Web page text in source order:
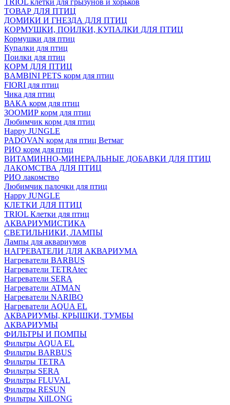
TRIOL клетки для грызунов и хорьков
ТОВАР ДЛЯ ПТИЦ
ДОМИКИ И ГНЕЗДА ДЛЯ ПТИЦ
КОРМУШКИ, ПОИЛКИ, КУПАЛКИ ДЛЯ ПТИЦ
Кормушки для птиц
Купалки для птиц
Поилки для птиц
КОРМ ДЛЯ ПТИЦ
BAMBINI PETS корм для птиц
FIORI для птиц
Чика для птиц
ВАКА корм для птиц
ЗООМИР корм для птиц
Любимчик корм для птиц
Happy JUNGLE
PADOVAN корм для птиц Ветмаг
РИО корм для птиц
ВИТАМИННО-МИНЕРАЛЬНЫЕ ДОБАВКИ ДЛЯ ПТИЦ
ЛАКОМСТВА ДЛЯ ПТИЦ
РИО лакомство
Любимчик палочки для птиц
Happy JUNGLE
КЛЕТКИ ДЛЯ ПТИЦ
TRIOL Клетки для птиц
АКВАРИУМИСТИКА
СВЕТИЛЬНИКИ, ЛАМПЫ
Лампы для аквариумов
НАГРЕВАТЕЛИ ДЛЯ АКВАРИУМА
Нагреватели BARBUS
Нагреватели TETRAtec
Нагреватели SERA
Нагреватели ATMAN
Нагреватели NARIBO
Нагреватели AQUA EL
АКВАРИУМЫ, КРЫШКИ, ТУМБЫ
АКВАРИУМЫ
ФИЛЬТРЫ И ПОМПЫ
Фильтры AQUA EL
Фильтры BARBUS
Фильтры ТETRA
Фильтры SERA
Фильтры FLUVAL
Фильтры RESUN
Фильтры XiILONG